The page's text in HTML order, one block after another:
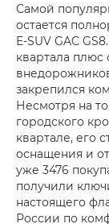
Самой
остается
E-SUV GAC
квартала плюс
закрепился
Несмотря на
городского
квартале, его
оснащения и
уже 3476
получили
настоящего
России по